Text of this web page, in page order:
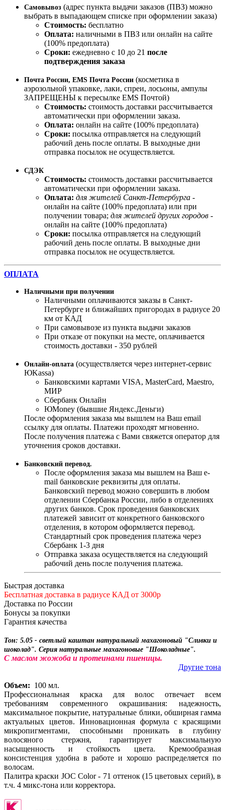
Самовывоз (адрес пункта выдачи заказов (ПВЗ) можно
выбрать в выпадающем списке при оформлении заказа)
Стоимость: бесплатно
Оплата: наличными в ПВЗ или онлайн на сайте
(100% предоплата)
Сроки: ежедневно с 10 до 21 после
подтверждения заказа
Почта России, EMS Почта России (косметика в
аэрозольной упаковке, лаки, спреи, лосьоны, ампулы
ЗАПРЕЩЕНЫ к пересылке EMS Почтой)
Стоимость: стоимость доставки рассчитывается
автоматически при оформлении заказа.
Оплата: онлайн на сайте (100% предоплата)
Сроки: посылка отправляется на следующий
рабочий день после оплаты. В выходные дни
отправка посылок не осуществляется.
СДЭК
Стоимость: стоимость доставки рассчитывается
автоматически при оформлении заказа.
Оплата: для жителей Санкт-Петербурга -
онлайн на сайте (100% предоплата) или при
получении товара; для жителей других городов -
онлайн на сайте (100% предоплата)
Сроки: посылка отправляется на следующий
рабочий день после оплаты. В выходные дни
отправка посылок не осуществляется.
ОПЛАТА
Наличными при получении
Наличными оплачиваются заказы в Санкт-
Петербурге и ближайших пригородах в радиусе 20
км от КАД
При самовывозе из пункта выдачи заказов
При отказе от покупки на месте, оплачивается
стоимость доставки - 350 рублей
Онлайн-оплата (осуществляется через интернет-сервис
ЮKassa)
Банковскими картами VISA, MasterСard, Maestro,
МИР
Сбербанк Онлайн
ЮMoney (бывшие Яндекс.Деньги)
После оформления заказа мы вышлем на Ваш email
ссылку для оплаты. Платежи проходят мгновенно.
После получения платежа с Вами свяжется оператор для
уточнения сроков доставки.
Банковский перевод.
После оформления заказа мы вышлем на Ваш e-
mail банковские реквизиты для оплаты.
Банковский перевод можно совершить в любом
отделении Сбербанка России, либо в отделениях
других банков. Срок проведения банковских
платежей зависит от конкретного банковского
отделения, в котором оформляется перевод.
Стандартный срок проведения платежа через
Сбербанк 1-3 дня
Отправка заказа осуществляется на следующий
рабочий день после получения платежа.
Быстрая доставка
Бесплатная доставка в радиусе КАД от 3000р
Доставка по России
Бонусы за покупки
Гарантия качества
Тон: 5.05 - светлый каштан натуральный махагоновый "Сливки и
шоколад". Серия натуральные махагоновые "Шоколадные".
С маслом жожоба и протеинами пшеницы.
Другие тона
Объем: 100 мл.
Профессиональная краска для волос отвечает всем
требованиям современного окрашивания: надежность,
максимальное покрытие, натуральные блики, обширная гамма
актуальных цветов. Инновационная формула с красящими
микропигментами, способными проникать в глубину
волосяного стержня, гарантирует максимальную
насыщенность и стойкость цвета. Кремообразная
консистенция удобна в работе и хорошо распределяется по
волосам.
Палитра краски JOC Color - 71 оттенок (15 цветовых серий), в
т.ч. 4 микс-тона или корректора.